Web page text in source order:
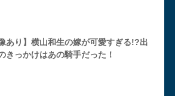
像あり】横山和生の嫁が可愛すぎる!?出
きっかけはあの騎手だった！